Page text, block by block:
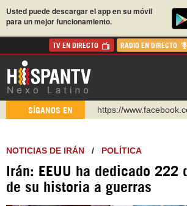
Usted puede descargar el app en su móvil
para un mejor funcionamiento.
TV EN DIRECTO RADIO EN DIRECTO
SÍGANOS EN
https://
http://twitter.com/
https://t.me/
https://urmedium.com/
NOTICIAS DE IRÁN / POLÍTICA
Irán: EEUU ha dedicado 222
de su historia a guerras